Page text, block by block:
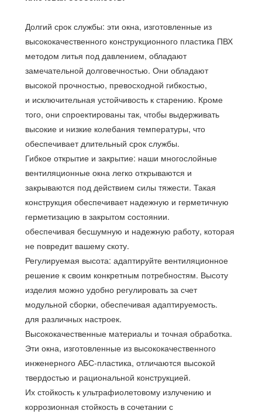
Долгий срок службы: эти окна, изготовленные из
высококачественного конструкционного пластика ПВХ
методом литья под давлением, обладают
замечательной долговечностью. Они обладают
высокой прочностью, превосходной гибкостью,
и исключительная устойчивость к старению. Кроме
того, они спроектированы так, чтобы выдерживать
высокие и низкие колебания температуры, что
обеспечивает длительный срок службы.
Гибкое открытие и закрытие: наши многослойные
вентиляционные окна легко открываются и
закрываются под действием силы тяжести. Такая
конструкция обеспечивает надежную и герметичную
герметизацию в закрытом состоянии.
обеспечивая бесшумную и надежную работу, которая
не повредит вашему скоту.
Регулируемая высота: адаптируйте вентиляционное
решение к своим конкретным потребностям. Высоту
изделия можно удобно регулировать за счет
модульной сборки, обеспечивая адаптируемость.
для различных настроек.
Высококачественные материалы и точная обработка.
Эти окна, изготовленные из высококачественного
инженерного АБС-пластика, отличаются высокой
твердостью и рациональной конструкцией.
Их стойкость к ультрафиолетовому излучению и
коррозионная стойкость в сочетании с